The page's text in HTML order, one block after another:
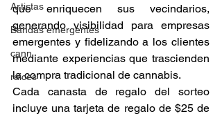
Artistas
Bandas emergentes
cann
raices
que enriquecen sus vecindarios,
generando visibilidad para empresas
emergentes y fidelizando a los clientes
mediante experiencias que trascienden
la compra tradicional de cannabis.
Cada canasta de regalo del sorteo
incluye una tarjeta de regalo de $25 de